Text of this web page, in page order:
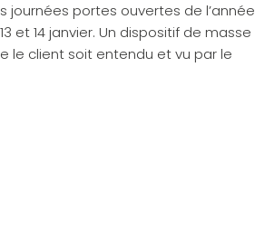
journées portes ouvertes de l’année
et 14 janvier. Un dispositif de masse
le client soit entendu et vu par le